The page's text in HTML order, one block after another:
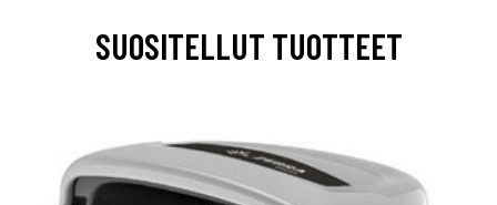
SUOSITELLUT TUOTTEET